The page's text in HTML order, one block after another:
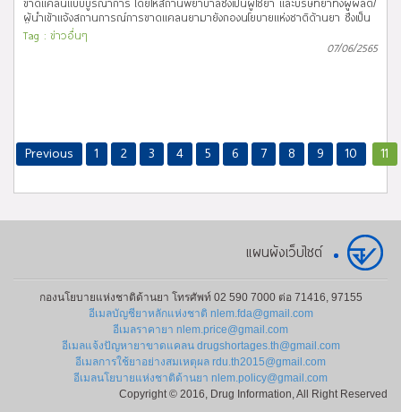
ลำดับที่ 4 - 11, รายการยาในกลุ่มที่ 83 กลุ่มยา Anti-Diarrheal Drugs, รายการ
ยาในกลุ่มที่ 84 กลุ่มยา Cough suppressants ลำดับที่ 2 – 3 รายการยาในกลุ่ม
ที่ 85 กลุ่มยา Mucolytics, รายการยาในกลุ่มที่ 86 กลุ่มยา Lung surfactants
และรายการยาในกลุ่มที่ 87 Drugs used in poisoning and toxicology ดังปรากฏ
ผู้นำเข้าแจ้งสถานการณ์การขาดแคลนยามายังกองนโยบายแห่งชาติด้านยา ซึ่งเป็น
หน่วยงานในการประสาน รับเรื่อง ตรวจสอบข้อมูล พิจารณาแนวทางแก้ไข
ประชาสัมพันธ์ พร้อมทั้งติดตามและเฝ้าระวังปัญหาการขาดแคลนยาในประเทศ
ต่อระบบสาธารณสุข ซึ่งปัจจุบันปริมาณ Supply ไม่เพียงพอต่อความต้องการใช้ยา
และ/หรือไม่สามารถคาดการณ์ระยะเวลาในการกลับมาจำหน่ายเป็นปกติได้ สาเหตุ
(1) ปรับปรุง/แก้ไขทะเบียน/GMP (2) ขาดวัตถุดิบทางยา (3)
ความต้องการใช้ยาเพิ่มมากขึ้น (6) เรียกเก็บยาคืนจากท้องตลาด (7) อื่นๆ
Tag : ข่าวอื่นๆ
07/06/2565
Previous 1 2 3 4 5 6 7 8 9 10 11
แผนผังเว็บไซต์
กองนโยบายแห่งชาติด้านยา โทรศัพท์ 02 590 7000 ต่อ 71416, 97155
อีเมลบัญชียาหลักแห่งชาติ nlem.fda@gmail.com
อีเมลราคายา nlem.price@gmail.com
อีเมลแจ้งปัญหายาขาดแคลน drugshortages.th@gmail.com
อีเมลการใช้ยาอย่างสมเหตุผล rdu.th2015@gmail.com
อีเมลนโยบายแห่งชาติด้านยา nlem.policy@gmail.com
Copyright © 2016, Drug Information, All Right Reserved